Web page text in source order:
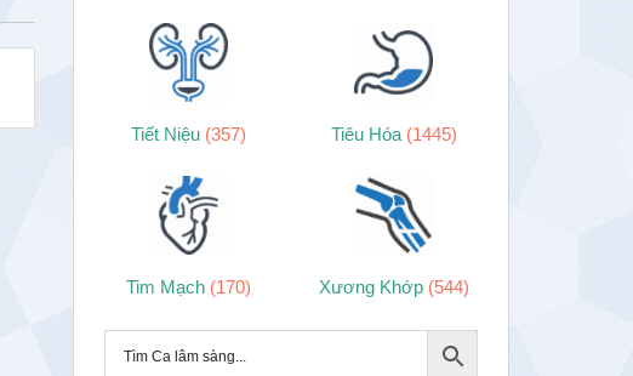
Tiết Niệu (357) Tiêu Hóa (1445)
Tim Mạch (170) Xương Khớp (544)